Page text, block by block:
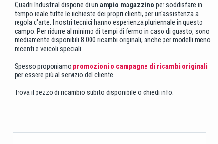
Quadri Industrial dispone di un ampio magazzino per soddisfare in
tempo reale tutte le richieste dei propri clienti, per un'assistenza a
regola d'arte. I nostri tecnici hanno esperienza pluriennale in questo
campo. Per ridurre al minimo di tempi di fermo in caso di guasto, sono
mediamente disponibili 8.000 ricambi originali, anche per modelli meno
recenti e veicoli speciali.
Spesso proponiamo promozioni o campagne di ricambi originali
per essere più al servizio del cliente
Trova il pezzo di ricambio subito disponibile o chiedi info: